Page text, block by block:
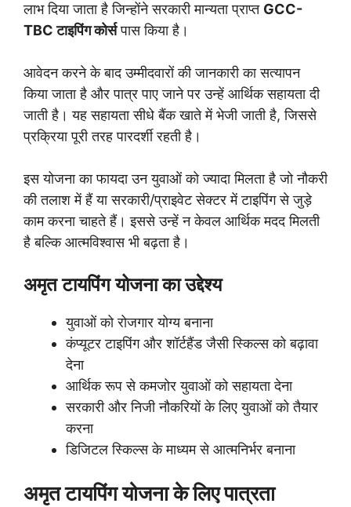
लाभ दिया जाता है जिन्होंने सरकारी मान्यता प्राप्त GCC-
TBC टाइपिंग कोर्सपास किया है।
आवेदन करने के बाद उम्मीदवारों की जानकारी का सत्यापन
किया जाता है और पात्र पाए जाने पर उन्हें आर्थिक सहायता दी
जाती है। यह सहायता सीधे बैंक खाते में भेजी जाती है, जिससे
प्रक्रिया पूरी तरह पारदर्शी रहती है।
इस योजना का फायदा उन युवाओं को ज्यादा मिलता है जो नौकरी
की तलाश में हैं या सरकारी/प्राइवेट सेक्टर में टाइपिंग से जुड़े
काम करना चाहते हैं। इससे उन्हें न केवल आर्थिक मदद मिलती
है बल्कि आत्मविश्वास भी बढ़ता है।
अमृत टायपिंग योजना का उद्देश्य
युवाओं को रोजगार योग्य बनाना
कंप्यूटर टाइपिंग और शॉर्टहैंड जैसी स्किल्स को बढ़ावा
देना
आर्थिक रूप से कमजोर युवाओं को सहायता देना
सरकारी और निजी नौकरियों के लिए युवाओं को तैयार
करना
डिजिटल स्किल्स के माध्यम से आत्मनिर्भर बनाना
अमृत टायपिंग योजना के लिए पात्रता